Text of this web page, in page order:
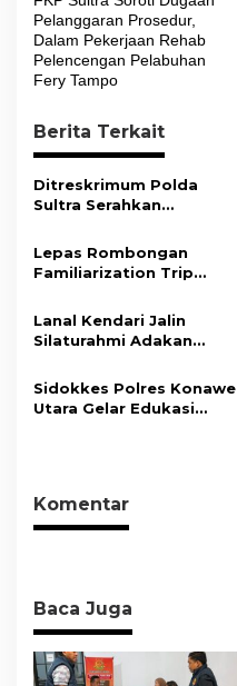
a
v
i
a
s
i
o
Pelanggaran Prosedur,
Dalam Pekerjaan Rehab
Pelencengan Pelabuhan
Fery Tampo
Berita Terkait
Ditreskrimum Polda
Sultra Serahkan
Bukti Kasus Dugaan
Penyelenggaraan
Perjalanan Ibadah Umrah
Lepas Rombongan
Familiarization Trip
Promosikan Wisata dan
Gerakkan Ekonomi
Lanal Kendari Jalin
Silaturahmi Adakan
Bersama Insan Pers.
Sidokkes Polres Konawe
Utara Gelar Edukasi
Sehat
Komentar
Baca Juga